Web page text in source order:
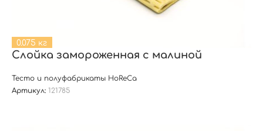
0.075 кг
Слойка замороженная с малиной
Тесто и полуфабрикаты HoReCa
Артикул: 121785